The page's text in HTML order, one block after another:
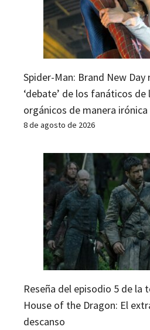
Spider-Man: Brand New
‘debate’ de los fanáticos
orgánicos de manera irónica
8 de agosto de 2026
Reseña del episodio 5 de la
House of the Dragon: El
descanso